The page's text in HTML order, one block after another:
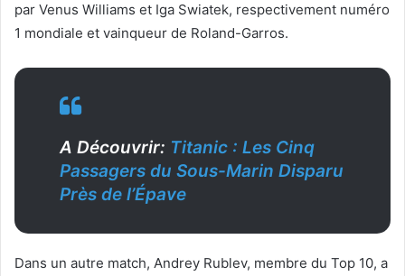
par Venus Williams et Iga Swiatek, respectivement numéro
1 mondiale et vainqueur de Roland-Garros.
A Découvrir: Titanic : Les Cinq
Passagers du Sous-Marin Disparu
Près de l’Épave
Dans un autre match, Andrey Rublev, membre du Top 10, a